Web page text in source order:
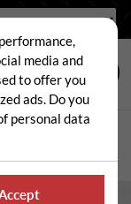
media and
to offer you
ads. Do you
personal data